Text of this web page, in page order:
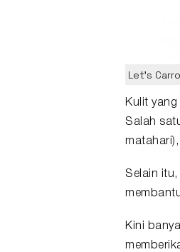
Let's
Kulit
Salah
Selain itu,
Kini